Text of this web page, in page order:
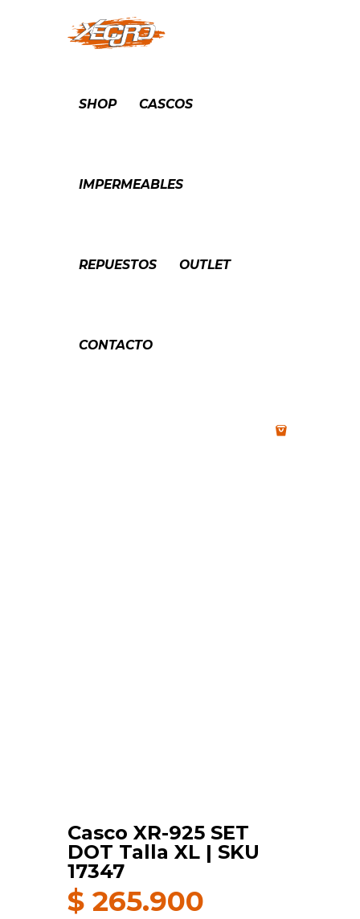
SHOP CASCOS
IMPERMEABLES
REPUESTOS OUTLET
CONTACTO
Casco XR-925 SET
DOT Talla XL | SKU
17347
$ 265.900